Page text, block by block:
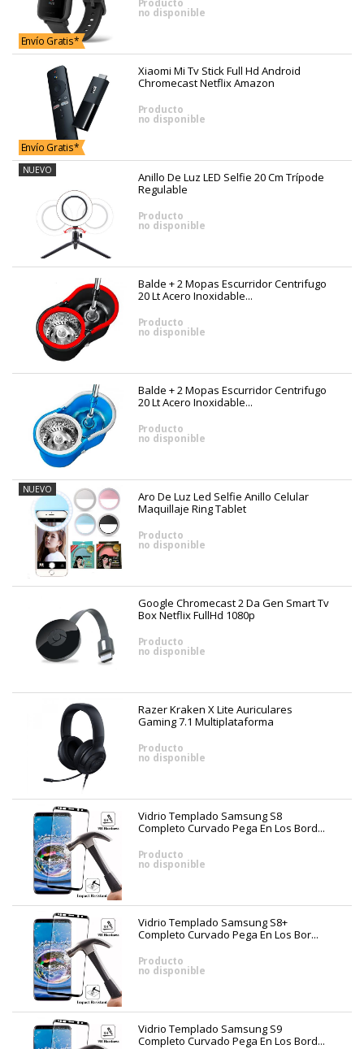
Envío Gratis*
no disponible
Envío Gratis*
Xiaomi Mi Tv Stick Full Hd Android
Chromecast Netflix Amazon
Producto
no disponible
NUEVO
Anillo De Luz LED Selfie 20 Cm Trípode
Regulable
Producto
no disponible
Balde + 2 Mopas Escurridor Centrifugo
20 Lt Acero Inoxidable...
Producto
no disponible
Balde + 2 Mopas Escurridor Centrifugo
20 Lt Acero Inoxidable...
Producto
no disponible
NUEVO
Aro De Luz Led Selfie Anillo Celular
Maquillaje Ring Tablet
Producto
no disponible
Google Chromecast 2 Da Gen Smart Tv
Box Netflix FullHd 1080p
Producto
no disponible
Razer Kraken X Lite Auriculares
Gaming 7.1 Multiplataforma
Producto
no disponible
Vidrio Templado Samsung S8
Completo Curvado Pega En Los Bord...
Producto
no disponible
Vidrio Templado Samsung S8+
Completo Curvado Pega En Los Bor...
Producto
no disponible
Vidrio Templado Samsung S9
Completo Curvado Pega En Los Bord...